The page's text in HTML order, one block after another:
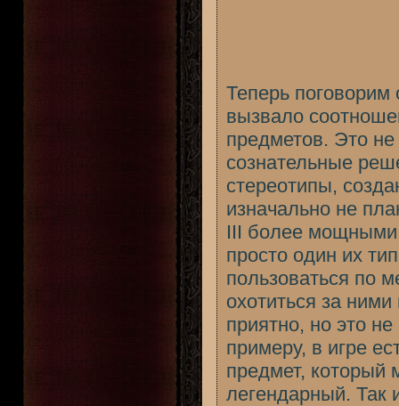
Теперь
вызвало
предметов. Это не
сознательные
стереотипы,
изначально не
III более мощными
просто один их
пользоваться по
охотиться за
приятно, но это
примеру, в игре
предмет, который
легендарный. Так